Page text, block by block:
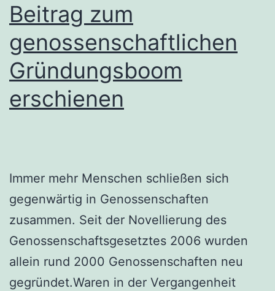
Beitrag zum
genossenschaftlichen
Gründungsboom
erschienen
Immer mehr Menschen schließen sich
gegenwärtig in Genossenschaften
zusammen. Seit der Novellierung des
Genossenschaftsgesetztes 2006 wurden
allein rund 2000 Genossenschaften neu
gegründet.Waren in der Vergangenheit